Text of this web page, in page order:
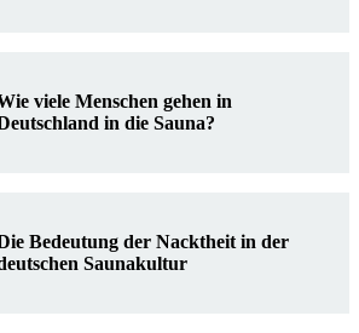
viele Menschen gehen in
in die Sauna?
Bedeutung der Nacktheit in der
Saunakultur